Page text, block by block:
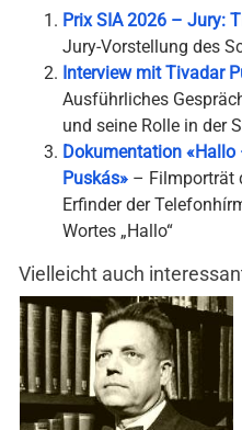
Prix SIA 2026 – Jury:
Jury-Vorstellung des
Interview mit Tivadar
Ausführliches
und seine Rolle in der
Dokumentation «Hallo
Puskás» – Filmporträt
Erfinder der
Wortes „Hallo“
Vielleicht auch